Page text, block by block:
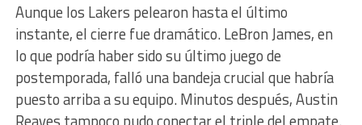
Aunque los Lakers pelearon hasta el último
instante, el cierre fue dramático. LeBron James, en
lo que podría haber sido su último juego de
postemporada, falló una bandeja crucial que habría
puesto arriba a su equipo. Minutos después, Austin